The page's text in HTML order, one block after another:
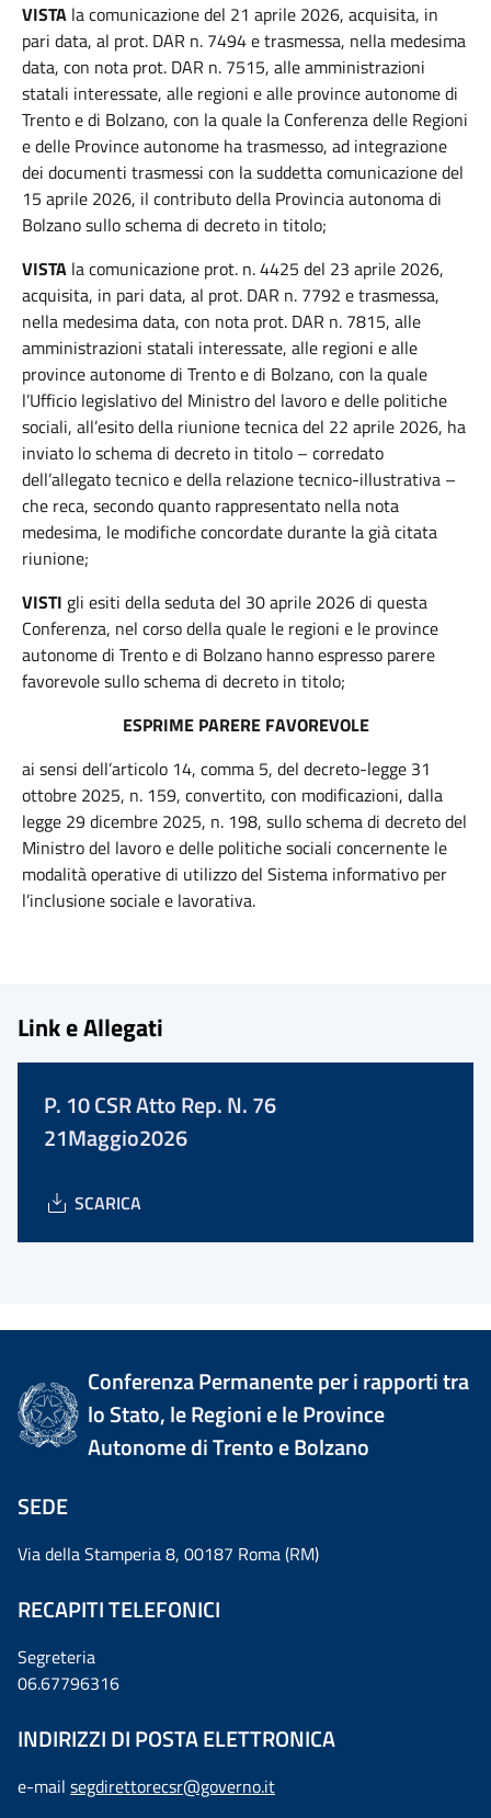
VISTA la comunicazione del 21 aprile 2026, acquisita, in
pari data, al prot. DAR n. 7494 e trasmessa, nella medesima
data, con nota prot. DAR n. 7515, alle amministrazioni
statali interessate, alle regioni e alle province autonome di
Trento e di Bolzano, con la quale la Conferenza delle Regioni
e delle Province autonome ha trasmesso, ad integrazione
dei documenti trasmessi con la suddetta comunicazione del
15 aprile 2026, il contributo della Provincia autonoma di
Bolzano sullo schema di decreto in titolo;
VISTA la comunicazione prot. n. 4425 del 23 aprile 2026,
acquisita, in pari data, al prot. DAR n. 7792 e trasmessa,
nella medesima data, con nota prot. DAR n. 7815, alle
amministrazioni statali interessate, alle regioni e alle
province autonome di Trento e di Bolzano, con la quale
l’Ufficio legislativo del Ministro del lavoro e delle politiche
sociali, all’esito della riunione tecnica del 22 aprile 2026, ha
inviato lo schema di decreto in titolo – corredato
dell’allegato tecnico e della relazione tecnico-illustrativa –
che reca, secondo quanto rappresentato nella nota
medesima, le modifiche concordate durante la già citata
riunione;
VISTI gli esiti della seduta del 30 aprile 2026 di questa
Conferenza, nel corso della quale le regioni e le province
autonome di Trento e di Bolzano hanno espresso parere
favorevole sullo schema di decreto in titolo;
ESPRIME PARERE FAVOREVOLE
ai sensi dell’articolo 14, comma 5, del decreto-legge 31
ottobre 2025, n. 159, convertito, con modificazioni, dalla
legge 29 dicembre 2025, n. 198, sullo schema di decreto del
Ministro del lavoro e delle politiche sociali concernente le
modalità operative di utilizzo del Sistema informativo per
l’inclusione sociale e lavorativa.
Link e Allegati
P. 10 CSR Atto Rep. N. 76
21Maggio2026
SCARICA
Conferenza Permanente per i rapporti tra
lo Stato, le Regioni e le Province
Autonome di Trento e Bolzano
SEDE
Via della Stamperia 8, 00187 Roma (RM)
RECAPITI TELEFONICI
Segreteria
06.67796316
INDIRIZZI DI POSTA ELETTRONICA
e-mail segdirettorecsr@governo.it